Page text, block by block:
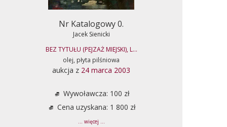
Nr Katalogowy 0.
Jacek Sienicki
BEZ TYTUŁU (PEJZAŻ MIEJSKI), L...
olej, płyta pilśniowa
aukcja z 24 marca 2003
Wywoławcza: 100 zł
Cena uzyskana: 1 800 zł
... więcej ...